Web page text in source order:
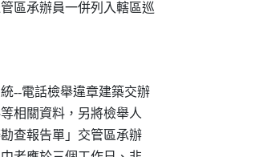
區承辦員一併列入轄區巡
--電話檢舉違章建築交辦
等相關資料，另將檢舉人
勘查報告單」交管區承辦